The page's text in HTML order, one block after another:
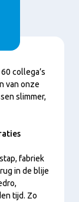
collega’s
van onze
slimmer,
fabriek
in de blije
tijd. Zo